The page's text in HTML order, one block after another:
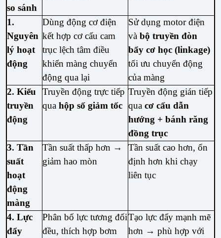
so sánh
1.
Nguyên
lý hoạt
động
Dùng động cơ điện
kết hợp cơ cấu cam
trục lệch tâm điều
khiển màng chuyển
động qua lại
Sử dụng motor điện
vàbộ truyền đòn
bẩy cơ học (linkage)
tối ưu chuyển động
của màng
2. Kiểu
truyền
động
Truyền động trực tiếp
quahộp số giảm tốc
Truyền động gián tiếp
quacơ cấu dẫn
hướng + bánh răng
đồng trục
3. Tần
suất
hoạt
động
màng
Tần suất thấp hơn →
giảm hao mòn
Tần suất cao hơn, ổn
định hơn khi chạy
liên tục
4. Lực
đẩy
Phân bố lực tương đối
đều, thích hợp bơm
Tạo lực đẩy mạnh mẽ
hơn → phù hợp với